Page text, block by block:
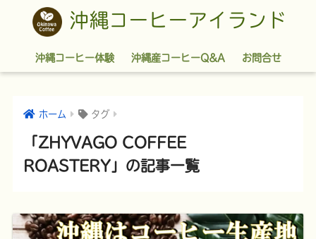
沖縄コーヒーアイランド
沖縄コーヒー体験 沖縄産コーヒーQ&A お問合せ
ホーム タグ
「ZHYVAGO COFFEE
ROASTERY」の記事一覧